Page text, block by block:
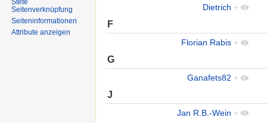
Dietrich +
F
Florian Rabis +
G
Ganafets82 +
J
Jan R.B.-Wein +
Stete
Seitenverknüpfung
Seiten­informationen
Attribute anzeigen